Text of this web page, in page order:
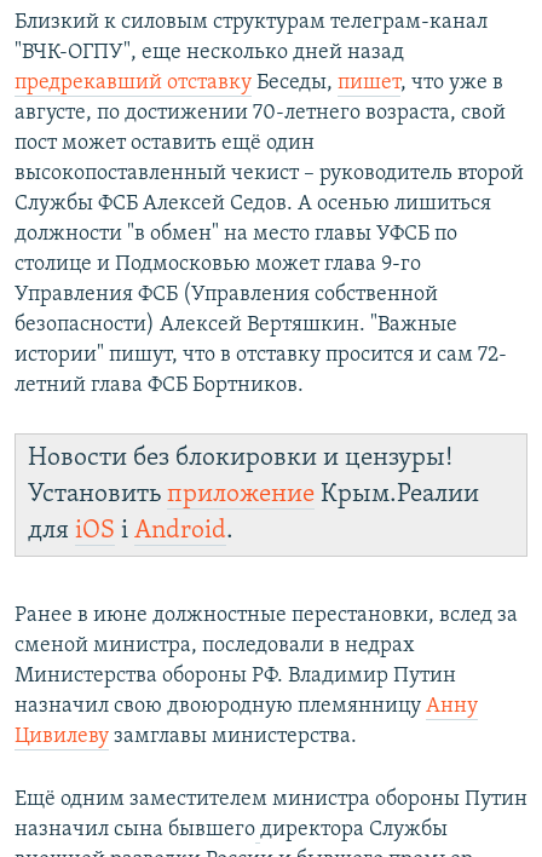
Близкий к силовым структурам телеграм-канал
"ВЧК-ОГПУ", еще несколько дней назад
предрекавший отставку Беседы, пишет, что уже в
августе, по достижении 70-летнего возраста, свой
пост может оставить ещё один
высокопоставленный чекист – руководитель второй
Службы ФСБ Алексей Седов. А осенью лишиться
должности "в обмен" на место главы УФСБ по
столице и Подмосковью может глава 9-го
Управления ФСБ (Управления собственной
безопасности) Алексей Вертяшкин. "Важные
истории" пишут, что в отставку просится и сам 72-
летний глава ФСБ Бортников.
Новости без блокировки и цензуры!
Установить приложение Крым.Реалии
для iOS і Android.
Ранее в июне должностные перестановки, вслед за
сменой министра, последовали в недрах
Министерства обороны РФ. Владимир Путин
назначил свою двоюродную племянницу Анну
Цивилеву замглавы министерства.
Ещё одним заместителем министра обороны Путин
назначил сына бывшего директора Службы